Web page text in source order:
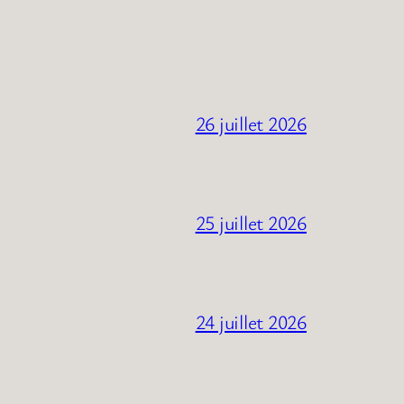
26 juillet 2026
25 juillet 2026
24 juillet 2026